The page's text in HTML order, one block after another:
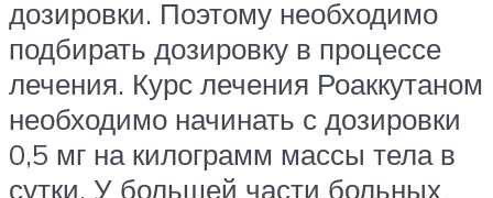
дозировки. Поэтому необходимо
подбирать дозировку в процессе
лечения. Курс лечения Роаккутаном
необходимо начинать с дозировки
0,5 мг на килограмм массы тела в
сутки. У большей части больных